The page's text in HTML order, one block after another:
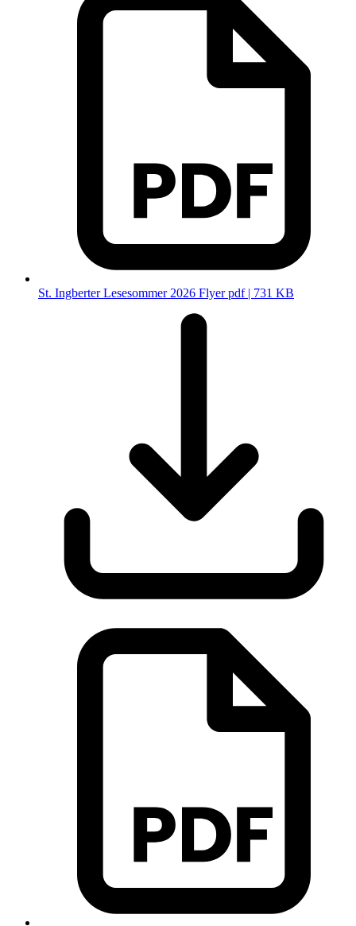
St. Ingberter Lesesommer 2026 Flyer pdf | 731 KB